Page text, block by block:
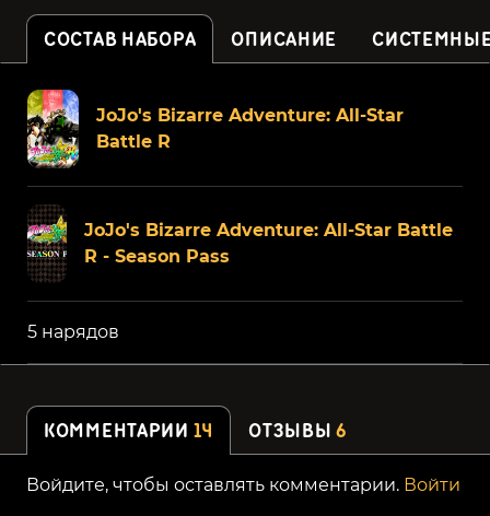
СОСТАВ НАБОРА ОПИСАНИЕ
JoJo's Bizarre Adventure: All-Star
Battle R
JoJo's Bizarre Adventure: All-Star Battle
R - Season Pass
5 нарядов
КОММЕНТАРИИ 14 ОТЗЫВЫ6
Войдите, чтобы оставлять комментарии. Войти